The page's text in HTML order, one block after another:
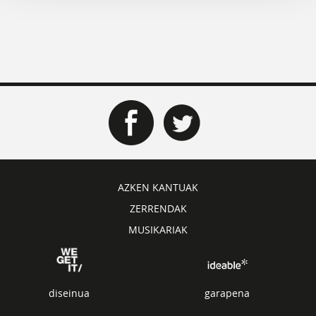
AZKEN KANTUAK
ZERRENDAK
MUSIKARIAK
diseinua garapena